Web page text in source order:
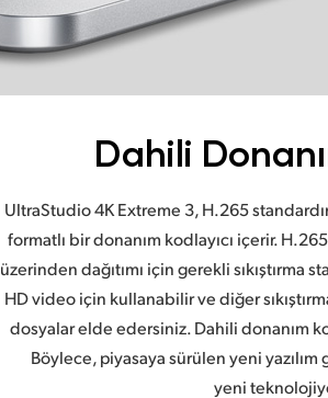
Dahili
UltraStudio 4K Extreme 3, H.265
formatlı bir donanım kodlayıcı içerir.
üzerinden dağıtımı için gerekli sıkıştırma
HD video için kullanabilir ve diğer
dosyalar elde edersiniz. Dahili donanım
Böylece, piyasaya sürülen yeni
yeni